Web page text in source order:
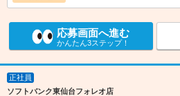
応募画面へ進む
かんたん3ステップ！
正社員
ソフトバンク東仙台フォレオ店